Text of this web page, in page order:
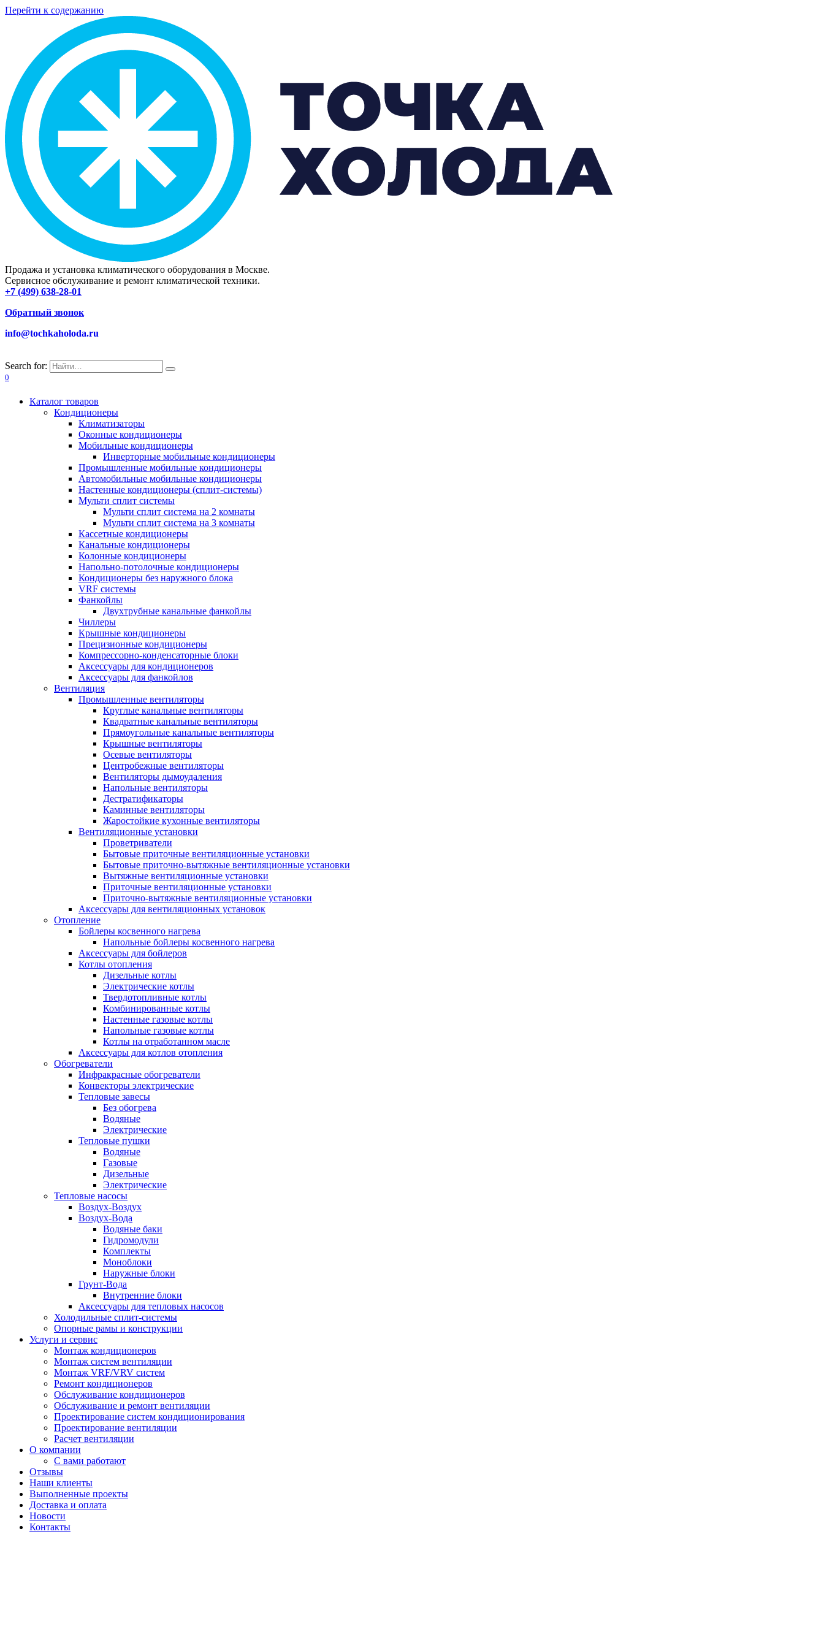
Перейти к содержанию
Продажа и установка климатического оборудования в Москве.
Сервисное обслуживание и ремонт климатической техники.
+7 (499) 638-28-01
Обратный звонок
info@tochkaholoda.ru
Search for:
0
Каталог товаров
Кондиционеры
Климатизаторы
Оконные кондиционеры
Мобильные кондиционеры
Инверторные мобильные кондиционеры
Промышленные мобильные кондиционеры
Автомобильные мобильные кондиционеры
Настенные кондиционеры (сплит-системы)
Мульти сплит системы
Мульти сплит система на 2 комнаты
Мульти сплит система на 3 комнаты
Кассетные кондиционеры
Канальные кондиционеры
Колонные кондиционеры
Напольно-потолочные кондиционеры
Кондиционеры без наружного блока
VRF системы
Фанкойлы
Двухтрубные канальные фанкойлы
Чиллеры
Крышные кондиционеры
Прецизионные кондиционеры
Компрессорно-конденсаторные блоки
Аксессуары для кондиционеров
Аксессуары для фанкойлов
Вентиляция
Промышленные вентиляторы
Круглые канальные вентиляторы
Квадратные канальные вентиляторы
Прямоугольные канальные вентиляторы
Крышные вентиляторы
Осевые вентиляторы
Центробежные вентиляторы
Вентиляторы дымоудаления
Напольные вентиляторы
Дестратификаторы
Каминные вентиляторы
Жаростойкие кухонные вентиляторы
Вентиляционные установки
Проветриватели
Бытовые приточные вентиляционные установки
Бытовые приточно-вытяжные вентиляционные установки
Вытяжные вентиляционные установки
Приточные вентиляционные установки
Приточно-вытяжные вентиляционные установки
Аксессуары для вентиляционных установок
Отопление
Бойлеры косвенного нагрева
Напольные бойлеры косвенного нагрева
Аксессуары для бойлеров
Котлы отопления
Дизельные котлы
Электрические котлы
Твердотопливные котлы
Комбинированные котлы
Настенные газовые котлы
Напольные газовые котлы
Котлы на отработанном масле
Аксессуары для котлов отопления
Обогреватели
Инфракрасные обогреватели
Конвекторы электрические
Тепловые завесы
Без обогрева
Водяные
Электрические
Тепловые пушки
Водяные
Газовые
Дизельные
Электрические
Тепловые насосы
Воздух-Воздух
Воздух-Вода
Водяные баки
Гидромодули
Комплекты
Моноблоки
Наружные блоки
Грунт-Вода
Внутренние блоки
Аксессуары для тепловых насосов
Холодильные сплит-системы
Опорные рамы и конструкции
Услуги и сервис
Монтаж кондиционеров
Монтаж систем вентиляции
Монтаж VRF/VRV систем
Ремонт кондиционеров
Обслуживание кондиционеров
Обслуживание и ремонт вентиляции
Проектирование систем кондиционирования
Проектирование вентиляции
Расчет вентиляции
О компании
С вами работают
Отзывы
Наши клиенты
Выполненные проекты
Доставка и оплата
Новости
Контакты